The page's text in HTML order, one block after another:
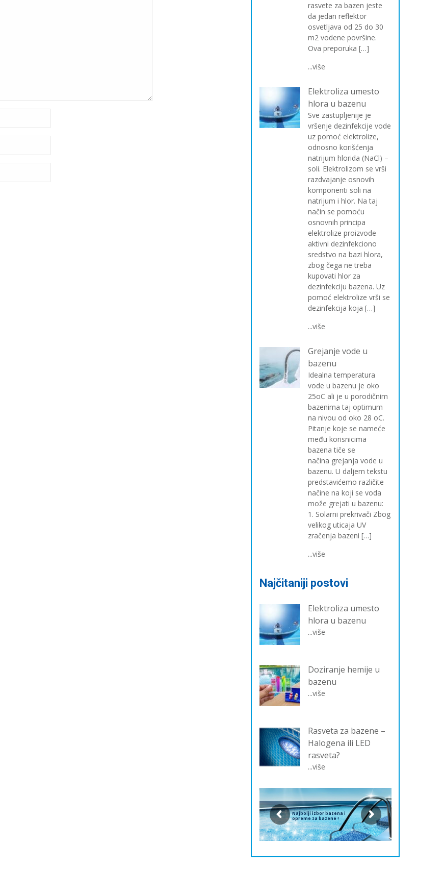
rasvete za bazen jeste
da jedan reflektor
osvetljava od 25 do 30
m2 vodene površine.
Ova preporuka […]
...više
Elektroliza umesto
hlora u bazenu
Sve zastupljenije je
vršenje dezinfekcije vode
uz pomoć elektrolize,
odnosno korišćenja
natrijum hlorida (NaCl) –
soli. Elektrolizom se vrši
razdvajanje osnovih
komponenti soli na
natrijum i hlor. Na taj
način se pomoću
osnovnih principa
elektrolize proizvode
aktivni dezinfekciono
sredstvo na bazi hlora,
zbog čega ne treba
kupovati hlor za
dezinfekciju bazena. Uz
pomoć elektrolize vrši se
dezinfekcija koja […]
...više
Grejanje vode u
bazenu
Idealna temperatura
vode u bazenu je oko
25oC ali je u porodičnim
bazenima taj optimum
na nivou od oko 28 oC.
Pitanje koje se nameće
među korisnicima
bazena tiče se
načina grejanja vode u
bazenu. U daljem tekstu
predstavićemo različite
načine na koji se voda
može grejati u bazenu:
1. Solarni prekrivači Zbog
velikog uticaja UV
zračenja bazeni […]
...više
Najčitaniji postovi
Elektroliza umesto
hlora u bazenu
...više
Doziranje hemije u
bazenu
...više
Rasveta za bazene –
Halogena ili LED
rasveta?
...više
Najbolji izbor bazena i
opreme za bazene !